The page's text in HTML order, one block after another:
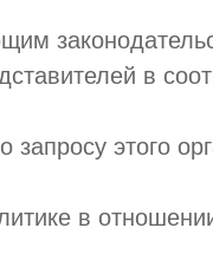
в
этого
в